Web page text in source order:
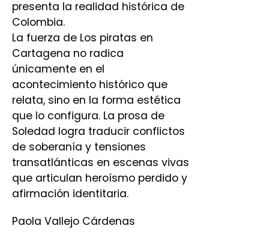
presenta la realidad histórica de
Colombia.
La fuerza de Los piratas en
Cartagena no radica
únicamente en el
acontecimiento histórico que
relata, sino en la forma estética
que lo configura. La prosa de
Soledad logra traducir conflictos
de soberanía y tensiones
transatlánticas en escenas vivas
que articulan heroísmo perdido y
afirmación identitaria.
Paola Vallejo Cárdenas